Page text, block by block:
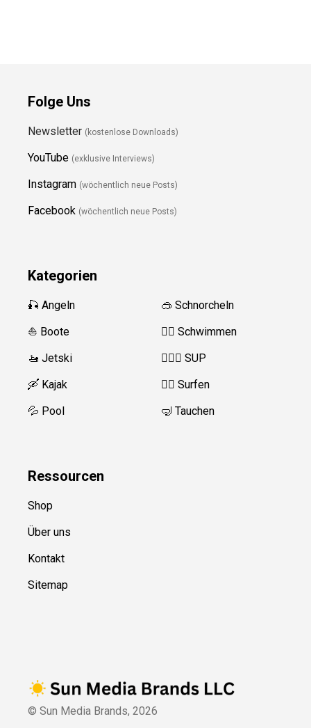
Folge Uns
Newsletter (kostenlose Downloads)
YouTube (exklusive Interviews)
Instagram (wöchentlich neue Posts)
Facebook (wöchentlich neue Posts)
Kategorien
🎣 Angeln
⛵️ Boote
🚤 Jetski
🛶 Kajak
💦 Pool
🥽 Schnorcheln
🏊‍♂️ Schwimmen
🏄‍♀️🛶 SUP
🏄‍♂️ Surfen
🤿 Tauchen
Ressourcen
Shop
Über uns
Kontakt
Sitemap
© Sun Media Brands, 2026